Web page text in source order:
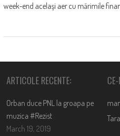
week-end acelaşi aer cu mărimile
ARTICOLE RECENTE:
Orban duce PNL la groapa pe
muzica #Rezist
March 19, 2019